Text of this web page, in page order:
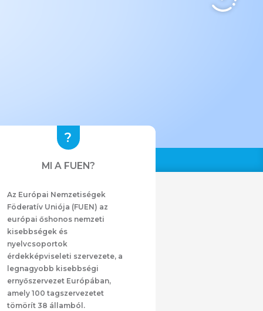
MI A FUEN?
Az Európai Nemzetiségek
Föderatív Uniója (FUEN) az
európai őshonos nemzeti
kisebbségek és
nyelvcsoportok
érdekképviseleti szervezete, a
legnagyobb kisebbségi
ernyőszervezet Európában,
amely 100 tagszervezetet
tömörít 38 államból.